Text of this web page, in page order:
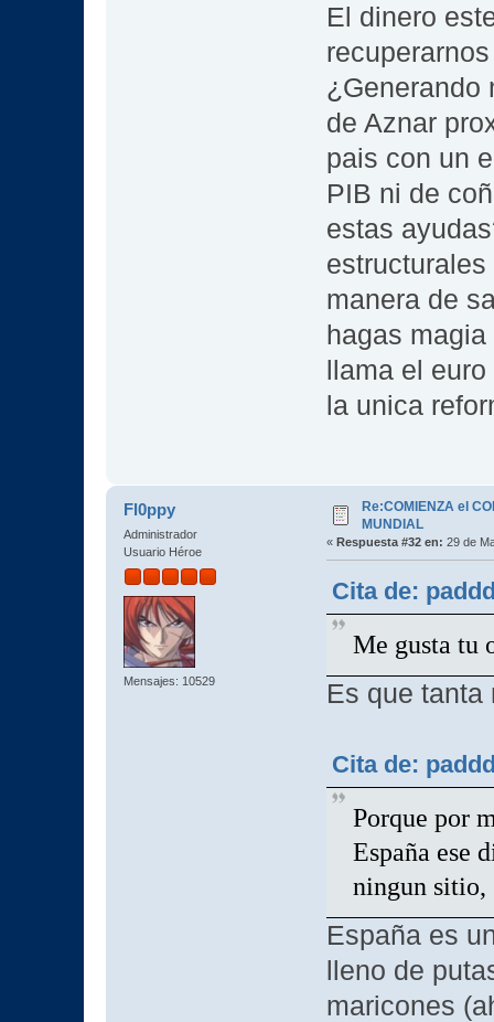
El dinero
¿Generando
de Aznar
pais con un
PIB ni de
estas
manera de
hagas
llama el
la unica
Fl0ppy
Administrador
Usuario Héroe
Mensajes: 10529
Re:COMIENZA el
MUNDIAL
« Respuesta #32 en: 29 de
Cita de:
Me gusta tu
Es que tanta
Cita de:
Porque por
España ese
ningun sitio,
España es
lleno de
maricones